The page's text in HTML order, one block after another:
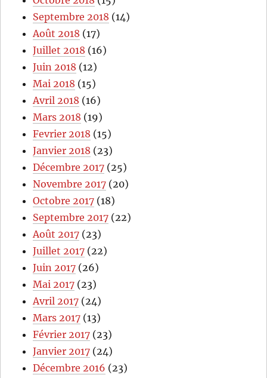
Septembre 2018 (14)
Août 2018 (17)
Juillet 2018 (16)
Juin 2018 (12)
Mai 2018 (15)
Avril 2018 (16)
Mars 2018 (19)
Fevrier 2018 (15)
Janvier 2018 (23)
Décembre 2017 (25)
Novembre 2017 (20)
Octobre 2017 (18)
Septembre 2017 (22)
Août 2017 (23)
Juillet 2017 (22)
Juin 2017 (26)
Mai 2017 (23)
Avril 2017 (24)
Mars 2017 (13)
Février 2017 (23)
Janvier 2017 (24)
Décembre 2016 (23)